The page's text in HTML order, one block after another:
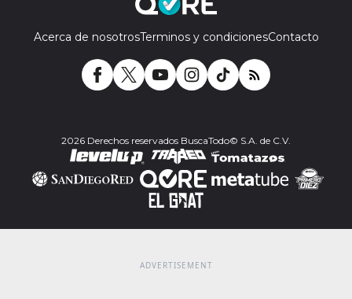
Acerca de nosotrosTerminos y condicionesContacto
2026 Derechos reservados BuscaTodo© S.A. de C.V.